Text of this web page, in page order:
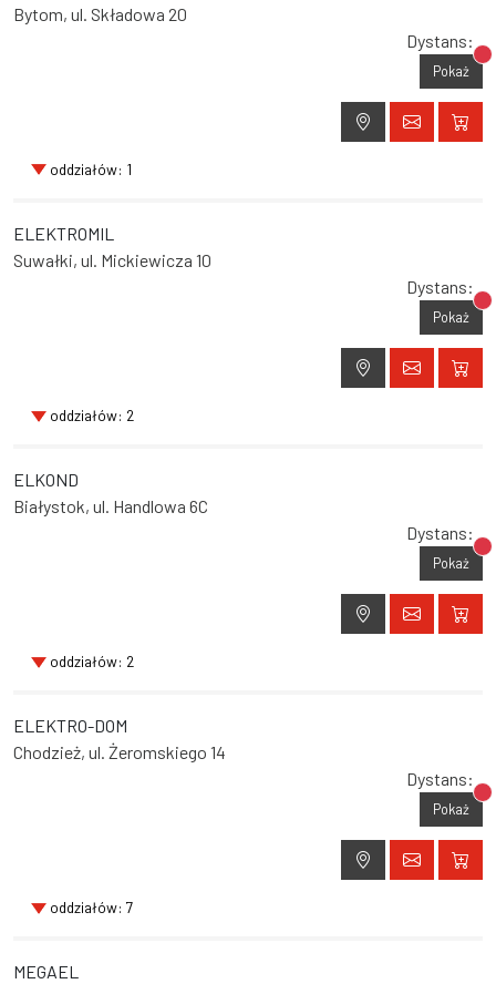
Bytom, ul. Składowa 20
Dystans:
Pokaż
oddziałów: 1
ELEKTROMIL
Suwałki, ul. Mickiewicza 10
Dystans:
Pokaż
oddziałów: 2
ELKOND
Białystok, ul. Handlowa 6C
Dystans:
Pokaż
oddziałów: 2
ELEKTRO-DOM
Chodzież, ul. Żeromskiego 14
Dystans:
Pokaż
oddziałów: 7
MEGAEL